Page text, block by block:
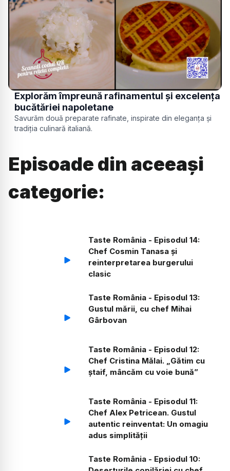
Explorăm împreună rafinamentul și excelența
bucătăriei napoletane
Savurăm două preparate rafinate, inspirate din eleganța și
tradiția culinară italiană.
Episoade din aceeași
categorie:
Taste România - Episodul 14:
Chef Cosmin Tanasa și
reinterpretarea burgerului
clasic
Taste România - Episodul 13:
Gustul mării, cu chef Mihai
Gârbovan
Taste România - Episodul 12:
Chef Cristina Mălai. „Gătim cu
ștaif, mâncăm cu voie bună”
Taste România - Episodul 11:
Chef Alex Petricean. Gustul
autentic reinventat: Un omagiu
adus simplității
Taste România - Epsiodul 10: